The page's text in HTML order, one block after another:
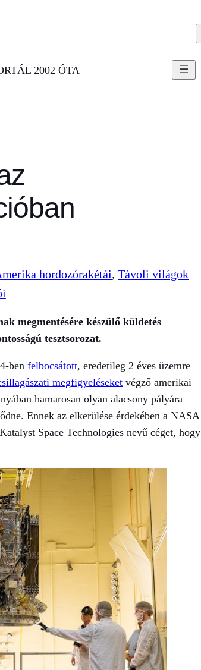
2002 ÓTA
hordozórakétái, Távoli világok
megmentésére készülő küldetés
tesztsorozat.
ben felbocsátott, eredetileg 2 éves üzemre
megfigyeléseket végző amerikai
hamarosan olyan alacsony pályára
Ennek az elkerülése érdekében a NASA
Space Technologies nevű céget, hogy